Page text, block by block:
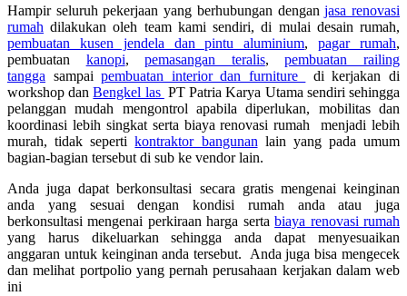
Hampir seluruh pekerjaan yang berhubungan denganjasa renovasi
rumah dilakukan oleh team kami sendiri, di mulai desain rumah,
pembuatan kusen jendela dan pintu aluminium,pagar rumah,
pembuatan kanopi,pemasangan teralis,pembuatan railing
tangga sampaipembuatan interior dan furniture
di kerjakan di
workshop danBengkel las PT Patria Karya Utama sendiri sehingga
pelanggan mudah mengontrol apabila diperlukan, mobilitas dan
koordinasi lebih singkat serta biaya renovasi rumah menjadi lebih
murah, tidak sepertikontraktor bangunan lain yang pada umum
bagian-bagian tersebut di sub ke vendor lain.
Anda juga dapat berkonsultasi secara gratis mengenai keinginan
anda yang sesuai dengan kondisi rumah anda atau juga
berkonsultasi mengenai perkiraan harga sertabiaya renovasi rumah
yang harus dikeluarkan sehingga anda dapat menyesuaikan
anggaran untuk keinginan anda tersebut. Anda juga bisa mengecek
dan melihat portpolio yang pernah perusahaan kerjakan dalam web
ini